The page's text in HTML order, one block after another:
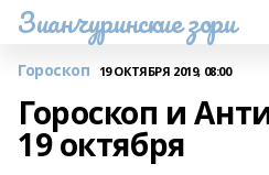
Зианчуринские зори
Гороскоп 19 ОКТЯБРЯ 2019, 08:00
Гороскоп и
19 октября